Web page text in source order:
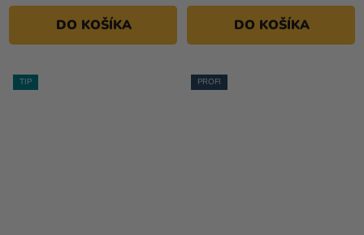
DO KOŠÍKA
5
hviezdičiek.
DO KOŠÍKA
TIP PROFI